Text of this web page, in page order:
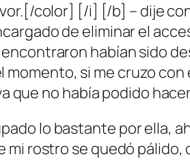
color] [/i] [/b] – dije
de eliminar el
habían sido
si me cruzo
no había podido
lo bastante por ella,
rostro se quedó